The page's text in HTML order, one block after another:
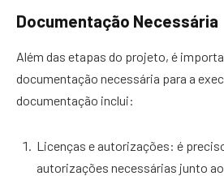
Documentação Necessária
Além das etapas do projeto, é
documentação necessária para a
documentação inclui:
Licenças e autorizações: é
autorizações necessárias junto